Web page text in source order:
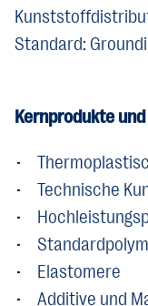
Standard:
Kernprodukte
•
• Technische
•
•
• Elastomere
• Additive und